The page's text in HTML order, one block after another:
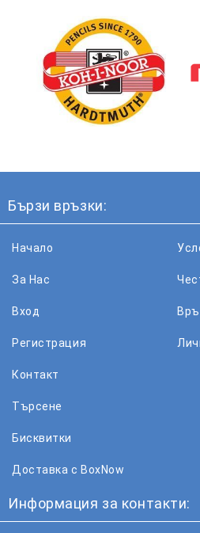
Бързи връзки:
Начало
За Нас
Вход
Регистрация
Контакт
Търсене
Бисквитки
Доставка с BoxNow
Информация за контакти: